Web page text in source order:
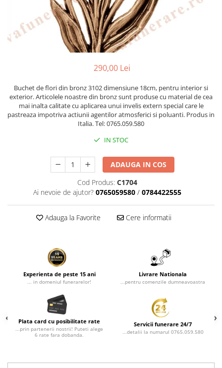
Solutii intretinere granit si
marmura
Monumente marmura
Monumente granit
Placi memoriale din piatra
Fotoceramica
Rame poze din bronz
Inele cavou din bronz
Litere din bronz
Crucifixe din bronz
Litere din bronz
Placa comemorativa QR
REDUCERI SI PROMOTII
290,00 Lei
Buchet de flori din bronz 3102 dimensiune 18cm, pentru interior si
exterior. Articolele noastre din bronz sunt produse cu material de cea
mai inalta calitate cu aplicarea unui invelis extern special care le
pastreaza impotriva actiunii agentilor atmosferici si poluanti. Produs in
Italia. Tel: 0765.059.580
IN STOC
ADAUGA IN COS
Cod Produs: C1704
Ai nevoie de ajutor? 0765059580 / 0784422555
Adauga la Favorite Cere informatii
Experienta de peste 15 ani
... in domeniul funerarelor!
Livrare Nationala
...pentru comenzile dumneavoastra
Plata card cu posibilitate rate
...prin partenerii nostrii! Puteti alege
6 rate fara dobanda.
Servicii funerare 24/7
...detalii la numarul 0765.059.580